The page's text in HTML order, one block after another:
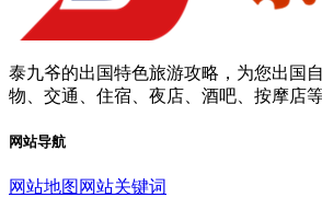
泰九爷的出国特色旅游攻略，为您出国
物、交通、住宿、夜店、酒吧、按摩店
网站导航
网站地图 网站关键词